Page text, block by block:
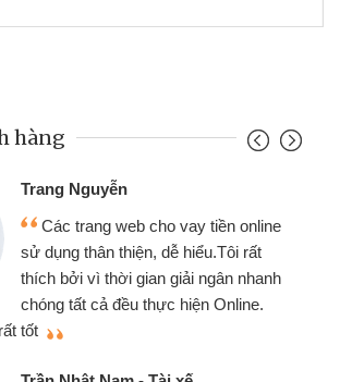
hàng
Đoàn Hữu Cảnh
Mình cần tiền gấp nên định cầm cố
chiếc xe wave nhưng thật may đã có
gói vay tiền bằng CMND online không
cần gặp mặt nên rất tiện lợi, sẽ giới
biết
Cấn Văn Lực - Tạp hóa